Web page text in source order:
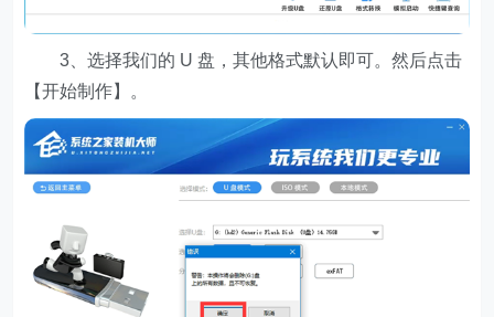
3、选择我们的 U 盘，其他格式默认即可。然后点击
【开始制作】。